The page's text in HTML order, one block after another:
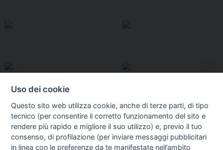
Uso dei cookie
Questo sito web utilizza cookie, anche di terze parti, di tipo
tecnico (per consentire il corretto funzionamento del sito e
rendere più rapido e migliore il suo utilizzo) e, previo il tuo
consenso, di profilazione (per inviare messaggi pubblicitari
in linea con le preferenze da te manifestate nell’ambito